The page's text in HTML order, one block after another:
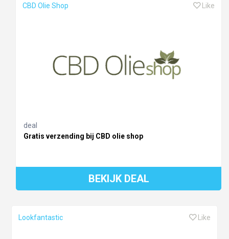
CBD Olie Shop Like
deal
Gratis verzending bij CBD olie shop
BEKIJK DEAL
Lookfantastic Like